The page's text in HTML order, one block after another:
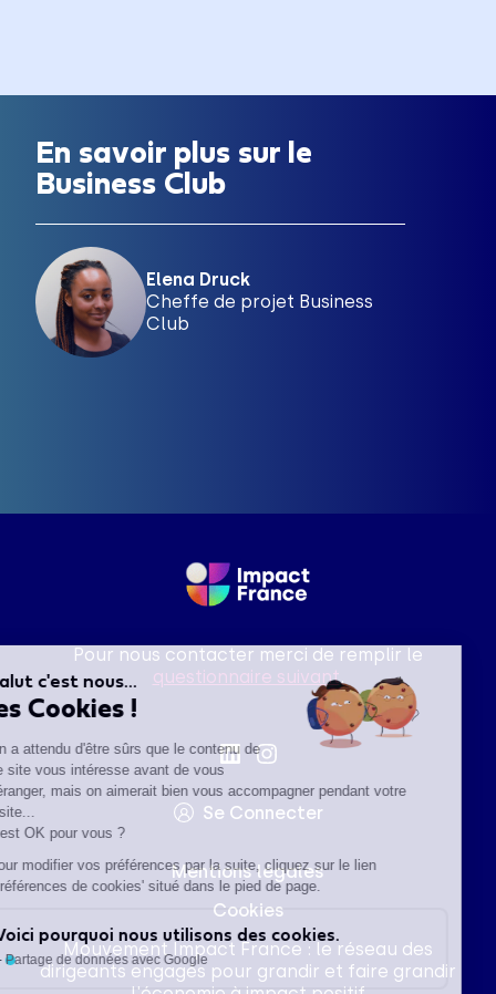
En savoir plus sur le
Business Club
Elena Druck
Cheffe de projet Business
Club
Pour nous contacter merci de remplir le
questionnaire suivant.
Se Connecter
Mentions légales
Cookies
Mouvement Impact France : le réseau des
dirigeants engagés pour grandir et faire grandir
Salut c'est nous...
les Cookies !
On a attendu d'être sûrs que le contenu de
ce site vous intéresse avant de vous
déranger, mais on aimerait bien vous accompagner pendant votre
C'est OK pour vous ?
Pour modifier vos préférences par la suite, cliquez sur le lien
'Préférences de cookies' situé dans le pied de page.
Voici pourquoi nous utilisons des cookies.
Partage de données avec Google